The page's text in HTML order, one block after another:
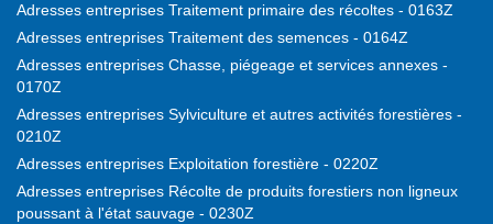
Adresses entreprises Traitement primaire des récoltes - 0163Z
Adresses entreprises Traitement des semences - 0164Z
Adresses entreprises Chasse, piégeage et services annexes -
0170Z
Adresses entreprises Sylviculture et autres activités forestières -
0210Z
Adresses entreprises Exploitation forestière - 0220Z
Adresses entreprises Récolte de produits forestiers non ligneux
poussant à l'état sauvage - 0230Z